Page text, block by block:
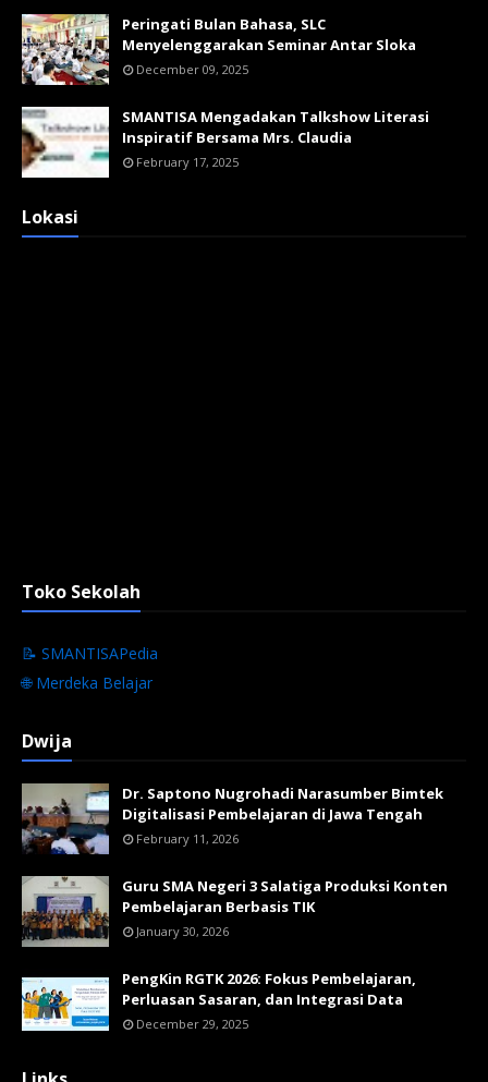
Peringati Bulan Bahasa, SLC
Menyelenggarakan Seminar Antar Sloka
December 09, 2025
SMANTISA Mengadakan Talkshow Literasi
Inspiratif Bersama Mrs. Claudia
February 17, 2025
Lokasi
Toko Sekolah
📝 SMANTISAPedia
🌐 Merdeka Belajar
Dwija
Dr. Saptono Nugrohadi Narasumber Bimtek
Digitalisasi Pembelajaran di Jawa Tengah
February 11, 2026
Guru SMA Negeri 3 Salatiga Produksi Konten
Pembelajaran Berbasis TIK
January 30, 2026
PengKin RGTK 2026: Fokus Pembelajaran,
Perluasan Sasaran, dan Integrasi Data
December 29, 2025